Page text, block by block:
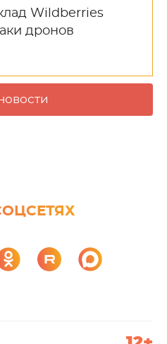
Wildberries
дронов